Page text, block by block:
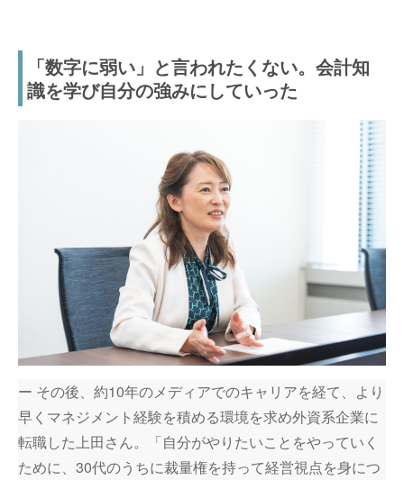
「数字に弱い」と言われたくない。会計知
識を学び自分の強みにしていった
ー その後、約10年のメディアでのキャリアを経て、より
早くマネジメント経験を積める環境を求め外資系企業に
転職した上田さん。「自分がやりたいことをやっていく
ために、30代のうちに裁量権を持って経営視点を身につ